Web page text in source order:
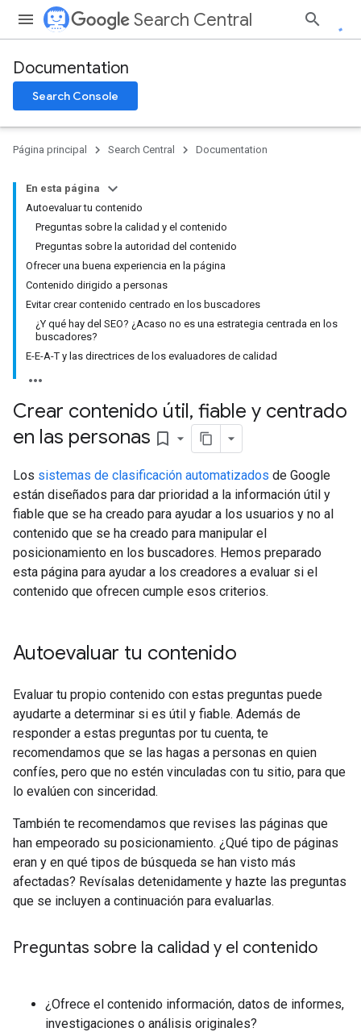
Search Central
Documentation
Search Console
Página principal Search Central Documentation
En esta página
Autoevaluar tu contenido
Preguntas sobre la calidad y el contenido
Preguntas sobre la autoridad del contenido
Ofrecer una buena experiencia en la página
Contenido dirigido a personas
Evitar crear contenido centrado en los buscadores
¿Y qué hay del SEO? ¿Acaso no es una estrategia centrada en los
buscadores?
E-E-A-T y las directrices de los evaluadores de calidad
Crear contenido útil, fiable y centrado
en las personas bookmark_border
Los sistemas de clasificación automatizados de Google
están diseñados para dar prioridad a la información útil y
fiable que se ha creado para ayudar a los usuarios y no al
contenido que se ha creado para manipular el
posicionamiento en los buscadores. Hemos preparado
esta página para ayudar a los creadores a evaluar si el
contenido que ofrecen cumple esos criterios.
Autoevaluar tu contenido
Evaluar tu propio contenido con estas preguntas puede
ayudarte a determinar si es útil y fiable. Además de
responder a estas preguntas por tu cuenta, te
recomendamos que se las hagas a personas en quien
confíes, pero que no estén vinculadas con tu sitio, para que
lo evalúen con sinceridad.
También te recomendamos que revises las páginas que
han empeorado su posicionamiento. ¿Qué tipo de páginas
eran y en qué tipos de búsqueda se han visto más
afectadas? Revísalas detenidamente y hazte las preguntas
que se incluyen a continuación para evaluarlas.
Preguntas sobre la calidad y el contenido
¿Ofrece el contenido información, datos de informes,
investigaciones o análisis originales?